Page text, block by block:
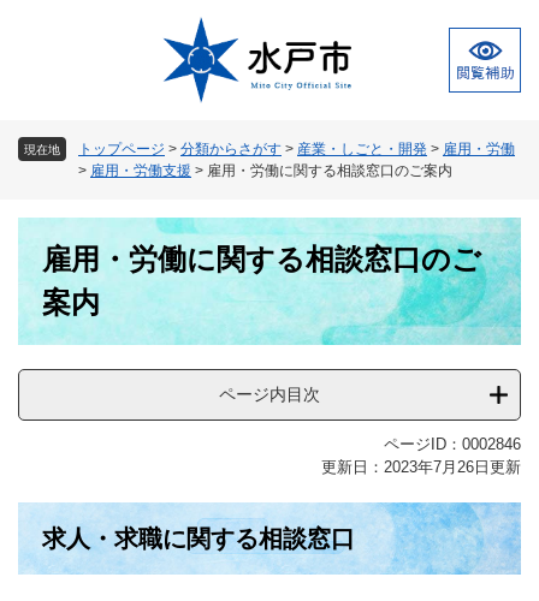
現在地 トップページ > 分類からさがす > 産業・しごと・開発 > 雇用・労働
> 雇用・労働支援 > 雇用・労働に関する相談窓口のご案内
雇用・労働に関する相談窓口のご
案内
ページ内目次
ページID：0002846
更新日：2023年7月26日更新
求人・求職に関する相談窓口